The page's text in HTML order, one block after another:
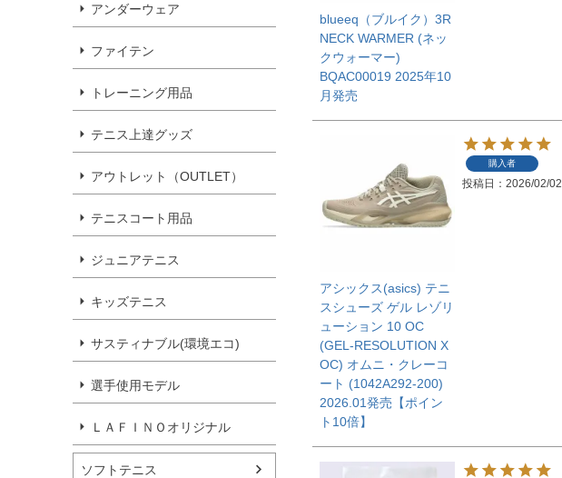
アンダーウェア
ファイテン
トレーニング用品
テニス上達グッズ
アウトレット（OUTLET）
テニスコート用品
ジュニアテニス
キッズテニス
サスティナブル(環境エコ)
選手使用モデル
ＬＡＦＩＮＯオリジナル
ソフトテニス
blueeq（ブルイク）3R
NECK WARMER (ネッ
クウォーマー)
BQAC00019 2025年10
月発売
アシックス(asics) テニ
スシューズ ゲル レゾリ
ューション 10 OC
(GEL-RESOLUTION X
OC) オムニ・クレーコ
ート (1042A292-200)
2026.01発売【ポイン
ト10倍】
購入者
投稿日 2026/02/02